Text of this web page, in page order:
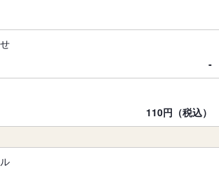
-
110円（税込）